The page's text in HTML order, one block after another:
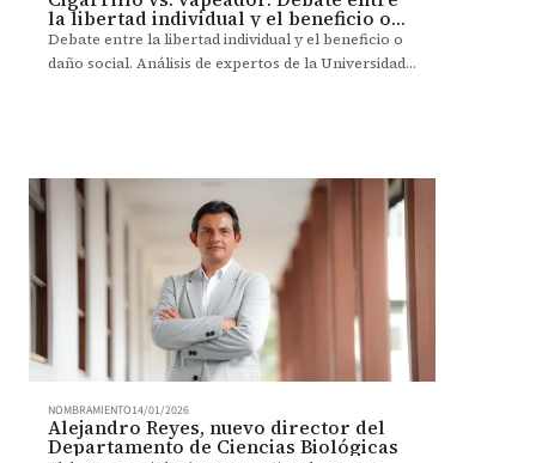
la libertad individual y el beneficio o
daño social
Debate entre la libertad individual y el beneficio o
daño social. Análisis de expertos de la Universidad
NOMBRAMIENTO14/01/2026
Alejandro Reyes, nuevo director del
Departamento de Ciencias Biológicas